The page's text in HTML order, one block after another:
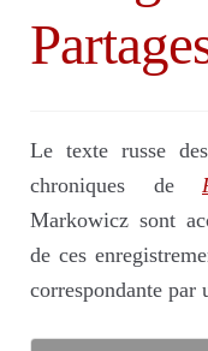
Auteurs et
S’abonner
Échos
Le texte russe
chroniques de
Markowicz sont
de ces
correspondante par